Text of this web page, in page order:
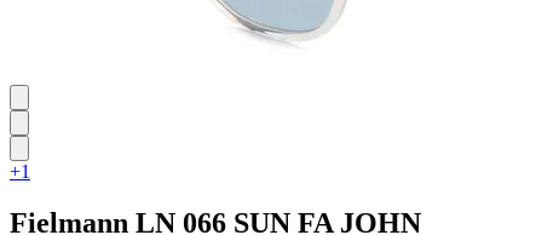
+1
Fielmann LN 066 SUN FA JOHN